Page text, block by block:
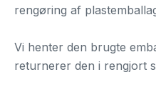
rengøring af
Vi henter den brugte
returnerer den i rengjort